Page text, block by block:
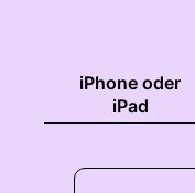
00:01:28: Danke
Einsamkeit, ein
iPhone oder
iPad